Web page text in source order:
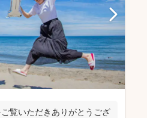
覧いただきありがとうござ